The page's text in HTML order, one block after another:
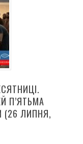
П’ЯТЬМА
(26 ЛИПНЯ,